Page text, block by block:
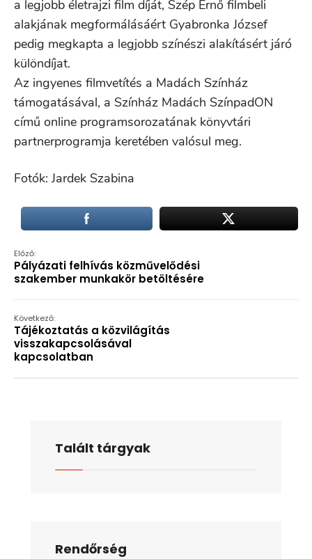
a legjobb életrajzi film díját, Szép Ernő filmbeli
alakjának megformálásáért Gyabronka József
pedig megkapta a legjobb színészi alakításért járó
különdíjat.
Az ingyenes filmvetítés a Madách Színház
támogatásával, a Színház Madách SzínpadON
című online programsorozatának könyvtári
partnerprogramja keretében valósul meg.
Fotók: Jardek Szabina
Előző:
Pályázati felhívás közművelődési
szakember munkakör betöltésére
Következő:
Tájékoztatás a közvilágítás
visszakapcsolásával
kapcsolatban
Talált tárgyak
Rendőrség